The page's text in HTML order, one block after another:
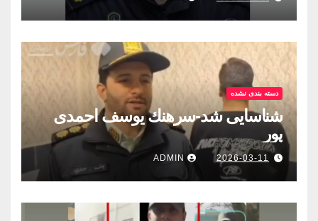
دسته بندی نشده
شناسایی شد-سرهنك يوسف احمدى
پور
2026-03-11
ADMIN